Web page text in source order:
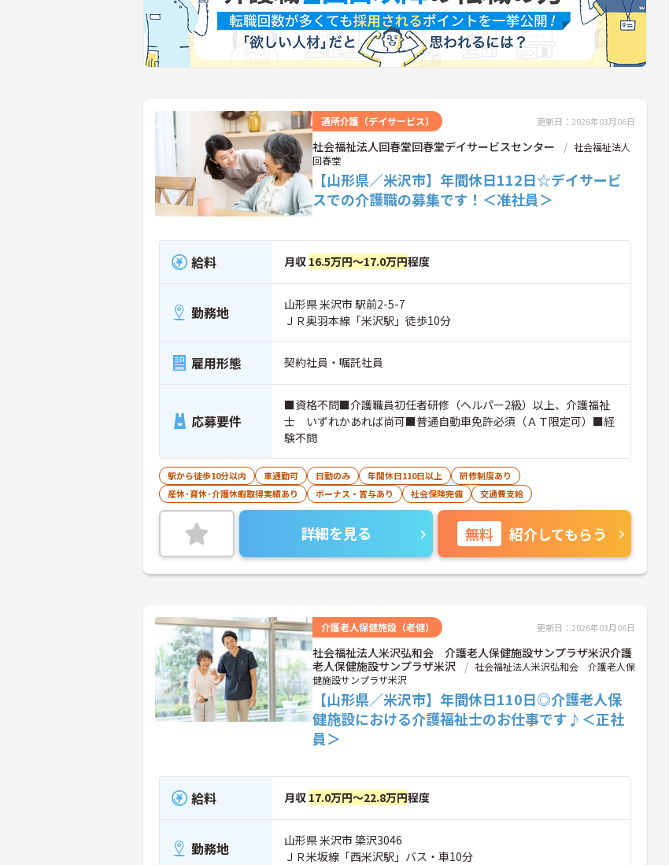
通所介護（デイサービス） 更新日：2026年03月06日
社会福祉法人回春堂回春堂デイサービスセンター
社会福祉法人
回春堂
【山形県／米沢市】年間休日112日☆デイサービ
スでの介護職の募集です！＜准社員＞
給料 月収 16.5万円～17.0万円程度
勤務地
山形県 米沢市 駅前2-5-7
ＪＲ奥羽本線「米沢駅」徒歩10分
雇用形態 契約社員・嘱託社員
応募要件
■資格不問■介護職員初任者研修（ヘルパー2級）以上、介護福祉
士 いずれかあれば尚可■普通自動車免許必須（ＡＴ限定可）■経
験不問
駅から徒歩10分以内 車通勤可 日勤のみ 年間休日110日以上
研修制度あり
産休･育休･介護休暇取得実績あり
ボーナス・賞与あり 社会保険完備 交通費支給
詳細を見る 無料 紹介してもらう
介護老人保健施設（老健） 更新日：2026年03月06日
社会福祉法人米沢弘和会 介護老人保健施設サンプラザ米沢介護
老人保健施設サンプラザ米沢
社会福祉法人米沢弘和会 介護老人保
健施設サンプラザ米沢
【山形県／米沢市】年間休日110日◎介護老人保
健施設における介護福祉士のお仕事です♪＜正社
員＞
給料 月収 17.0万円～22.8万円程度
勤務地
山形県 米沢市 簗沢3046
ＪＲ米坂線「西米沢駅」バス・車10分